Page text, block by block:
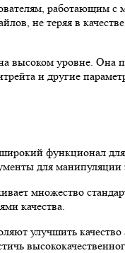
работающим
не теряя в
высоком уровне. Она
и другие
функционал
для манипуляции
множество
качества.
улучшить